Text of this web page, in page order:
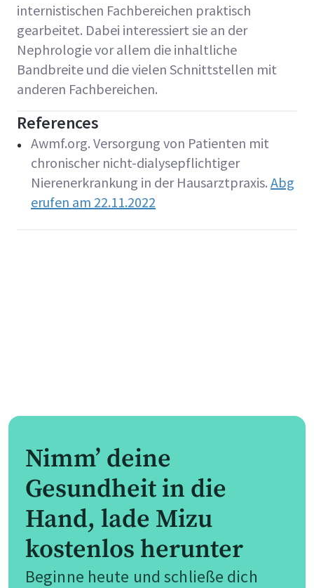
internistischen Fachbereichen praktisch
gearbeitet. Dabei interessiert sie an der
Nephrologie vor allem die inhaltliche
Bandbreite und die vielen Schnittstellen mit
anderen Fachbereichen.
References
Awmf.org. Versorgung von Patienten mit
chronischer nicht-dialysepflichtiger
Nierenerkrankung in der Hausarztpraxis. Abg
erufen am 22.11.2022
Nimm’ deine
Gesundheit in die
Hand, lade Mizu
kostenlos herunter
Beginne heute und schließe dich